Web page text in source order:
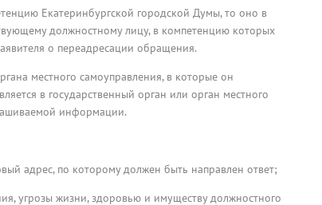
Екатеринбургской городской Думы, то оно в
должностному лицу, в компетенцию которых
о переадресации обращения.
местного самоуправления, в которые он
в государственный орган или орган местного
информации.
адрес, по которому должен быть направлен ответ;
угрозы жизни, здоровью и имуществу должностного